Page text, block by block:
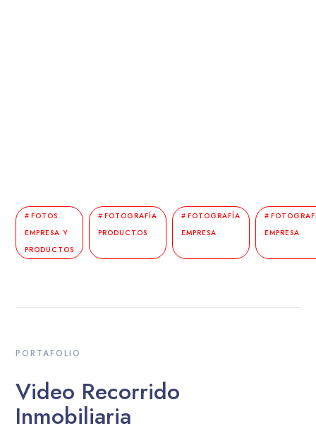
EMPRESA
FOTOGRAFÍA
EMPRESA
FOTOGRAFÍA
PRODUCTOS
FOTOS
EMPRESA Y
PRODUCTOS
PORTAFOLIO
Video Recorrido
Inmobiliaria